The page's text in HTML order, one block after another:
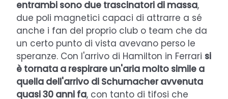
entrambi sono due trascinatori di massa,
due poli magnetici capaci di attrarre a sé
anche i fan del proprio club o team che da
un certo punto di vista avevano perso le
speranze. Con l'arrivo di Hamilton in Ferrari si
è tornata a respirare un'aria molto simile a
quella dell'arrivo di Schumacher avvenuta
quasi 30 anni fa, con tanto di tifosi che